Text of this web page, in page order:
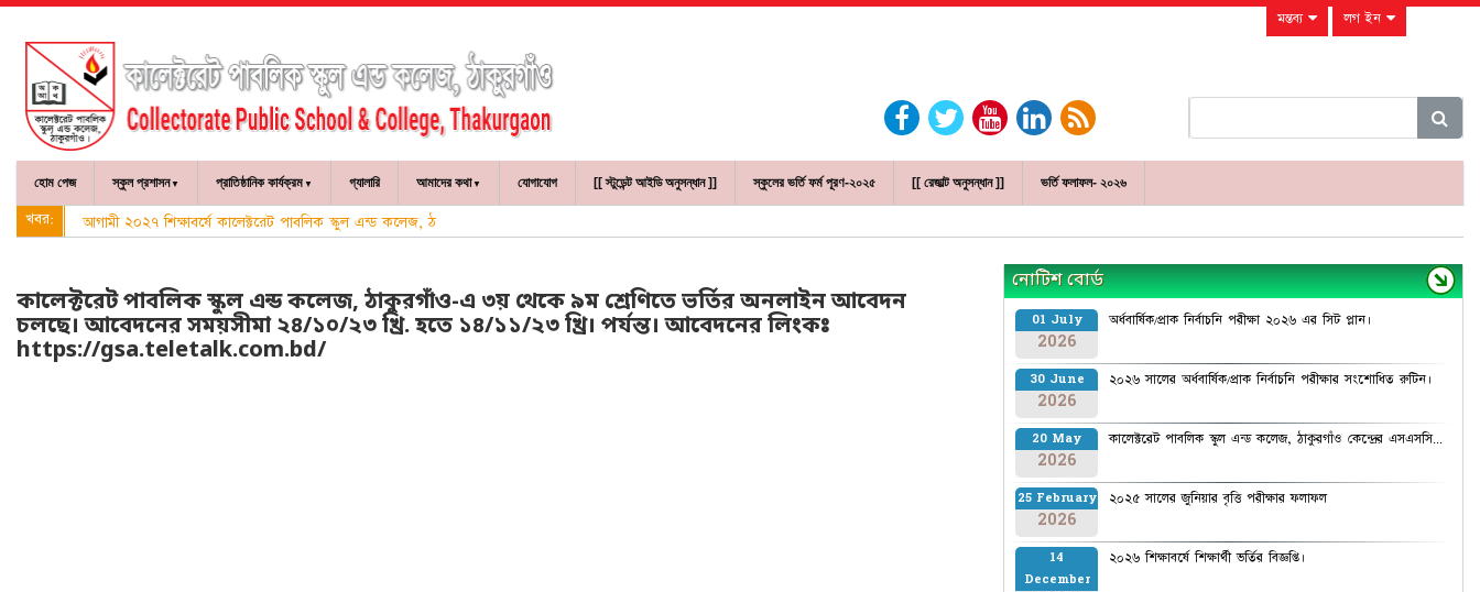
মন্তব্য লগ ইন
হোম পেজ স্কুল প্রশাসন প্রাতিষ্ঠানিক কার্যক্রম গ্যালারি আমাদের কথা যোগাযোগ [[ স্টুডেন্ট আইডি অনুসন্ধান ]] স্কুলের ভর্তি ফর্ম পূরণ-২০২৫ [[ রেজাল্ট অনুসন্ধান ]] ভর্তি ফলাফল- ২০২৬
খবর: আগামী ২০২৭ শিক্ষাবর্ষে কালেক্টরেট পাবলিক স্কুল এন্ড কলেজ, ঠাকুরগাঁও-এ
কালেক্টরেট পাবলিক স্কুল এন্ড কলেজ, ঠাকুরগাঁও-এ ৩য় থেকে ৯ম শ্রেণিতে ভর্তির অনলাইন আবেদন
চলছে। আবেদনের সময়সীমা ২৪/১০/২৩ খ্রি. হতে ১৪/১১/২৩ খ্রি। পর্যন্ত। আবেদনের লিংকঃ
https://gsa.teletalk.com.bd/
নোটিশ বোর্ড
01 July
2026
অর্ধবার্ষিক/প্রাক নির্বাচনি পরীক্ষা ২০২৬ এর সিট প্লান।
30 June
2026
২০২৬ সালের অর্ধবার্ষিক/প্রাক নির্বাচনি পরীক্ষার সংশোধিত রুটিন।
20 May
2026
কালেক্টরেট পাবলিক স্কুল এন্ড কলেজ, ঠাকুরগাঁও কেন্দ্রের এসএসসি...
25 February
2026
২০২৫ সালের জুনিয়ার বৃত্তি পরীক্ষার ফলাফল
14
December
২০২৬ শিক্ষাবর্ষে শিক্ষার্থী ভর্তির বিজ্ঞপ্তি।